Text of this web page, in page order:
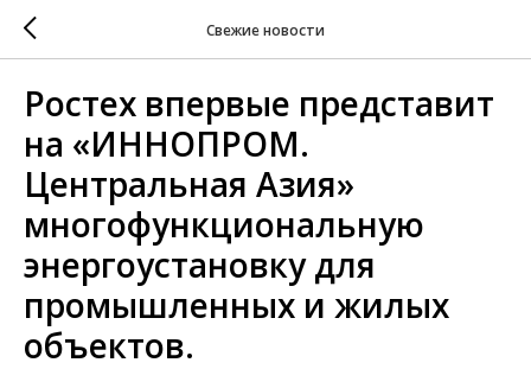
Свежие новости
Ростех впервые представит
на «ИННОПРОМ.
Центральная Азия»
многофункциональную
энергоустановку для
промышленных и жилых
объектов.